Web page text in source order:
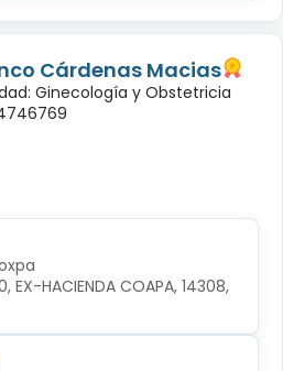
Cárdenas Macias
Ginecología y Obstetricia
EX-HACIENDA COAPA, 14308,